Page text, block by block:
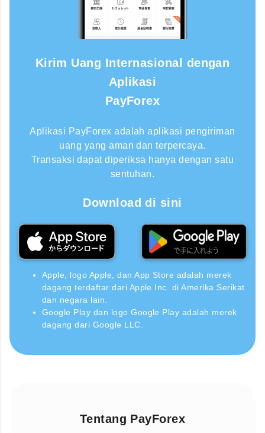
Kirim Uang Internasional dengan
Aplikasi
PayForex
Aplikasi PayForex adalah aplikasi pengiriman
uang yang aman dan terpercaya.
Transaksi dapat diperiksa hanya dengan satu
sentuhan.
Download di sini
Apple, logo Apple, dan App Store adalah merek
dagang terdaftar dari Apple Inc. di Amerika Serikat
dan negara lain.
Google Play dan logo Google Play adalah merek
dagang dari Google LLC.
Tentang PayForex